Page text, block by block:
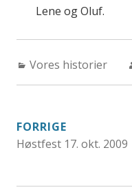
Lene og Oluf.
Categories:
Vores historier
FORRIGE
Høstfest 17. okt. 2009